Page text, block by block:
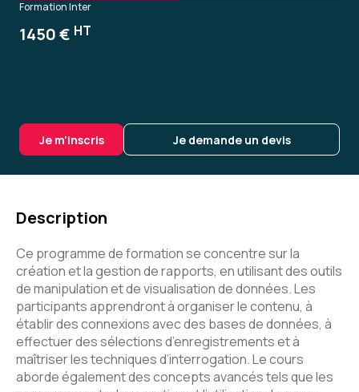
Formation Inter
1450 € HT
Je m'inscris Je demande un devis
Description
Ce programme de formation se concentre sur la
création et la gestion de rapports, en utilisant des outils
de manipulation et de visualisation de données. Les
participants apprendront à organiser le contenu, à
établir des connexions avec des bases de données, à
effectuer des sélections d’enregistrements et à
maîtriser les techniques d’interrogation. Le cours
aborde également des concepts avancés tels que les